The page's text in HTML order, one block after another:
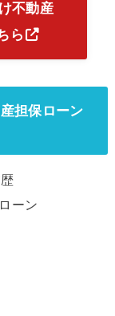
不動産
ら
担保ローン
ーン